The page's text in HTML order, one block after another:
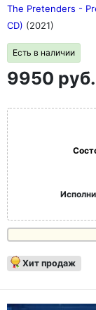
The Pretenders -
CD) (2021)
Есть в наличии
9950 руб.
Хит продаж